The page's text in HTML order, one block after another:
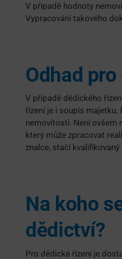
V případě hodnoty
Vypracování takového
Odhad
V případě dědického
řízení je i soupis
nemovitosti. Není ovšem
který může zpracovat
znalce, stačí
Na koho
dědictví?
Pro dědické řízení je